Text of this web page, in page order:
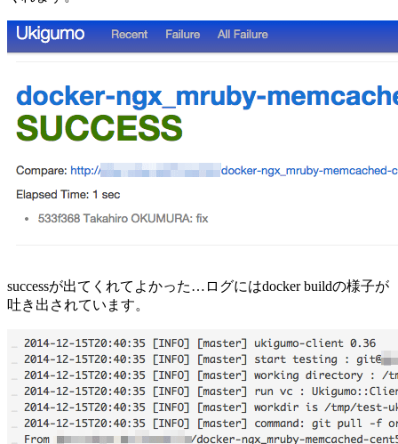
successが出てくれてよかった…ログにはdocker buildの様子が
吐き出されています。